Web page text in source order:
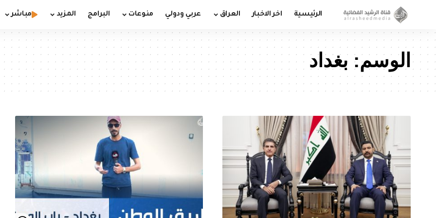
الرئيسية اخر الاخبار العراق عربي ودولي منوعات البرامج المزيد مباشر
الوسم: بغداد